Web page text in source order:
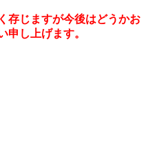
存じますが今後はどうかお
申し上げます。